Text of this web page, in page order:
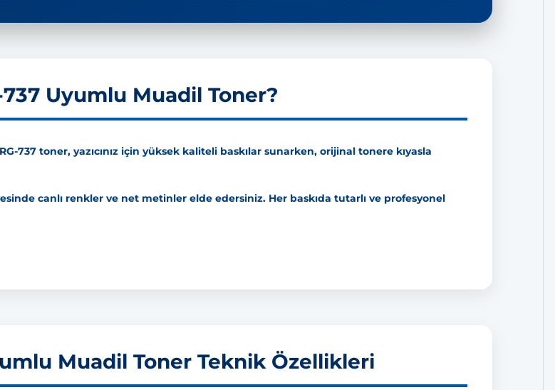
Uyumlu Muadil Toner?
737 toner, yazıcınız için yüksek kaliteli baskılar sunarken, orijinal tonere kıyasla
canlı renkler ve net metinler elde edersiniz. Her baskıda tutarlı ve profesyonel
Muadil Toner Teknik Özellikleri